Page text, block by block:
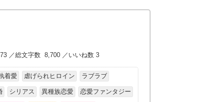
／総文字数 8,700 ／いいね数 3
着愛 虐げられヒロイン ラブラブ
シリアス 異種族恋愛 恋愛ファンタジー